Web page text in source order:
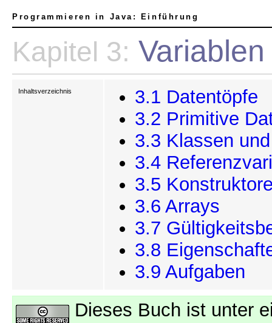
Programmieren in Java: Einführung
Kapitel 3: Variablen
Inhaltsverzeichnis
3.1 Datentöpfe
3.2 Primitive
3.3 Klassen
3.4
3.5
3.6 Arrays
3.7
3.8
3.9 Aufgaben
Dieses Buch ist unter